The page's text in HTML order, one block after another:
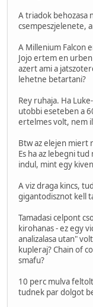
A triadok behozasa
csempeszjelenete,
A Millenium Falcon
Jojo ertem en
azert ami a
lehetne betartani?
Rey ruhaja. Ha
utobbi eseteben a
ertelmes volt, nem
Btw az elejen miert
Es ha az lebegni
indul, mint egy
A viz draga kincs,
gigantodisznot kell
Tamadasi celpont
kirohanas - ez egy
analizalasa utan"
kupleraj? Chain of
smafu?
10 perc mulva
tudnek par dolgot